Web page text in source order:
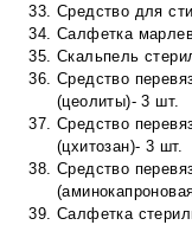
Средство для
Салфетка
Скальпель
Средство
(цеолиты)- 3 шт.
Средство
(цхитозан)- 3 шт.
Средство
Салфетка